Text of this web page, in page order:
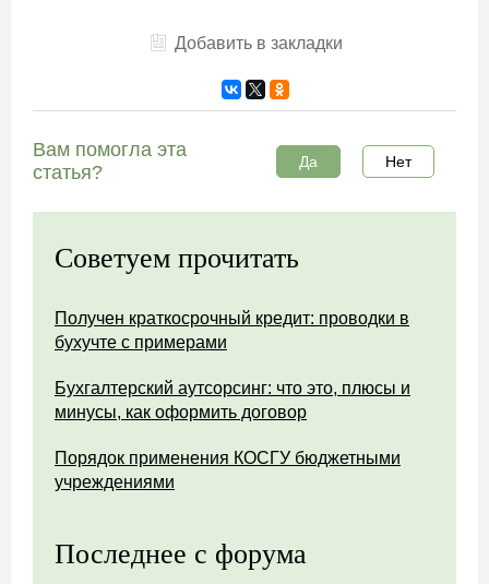
Добавить в закладки
Вам помогла эта
статья?
Да Нет
Советуем прочитать
Получен краткосрочный кредит: проводки в
бухучте с примерами
Бухгалтерский аутсорсинг: что это, плюсы и
минусы, как оформить договор
Порядок применения КОСГУ бюджетными
учреждениями
Последнее с форума